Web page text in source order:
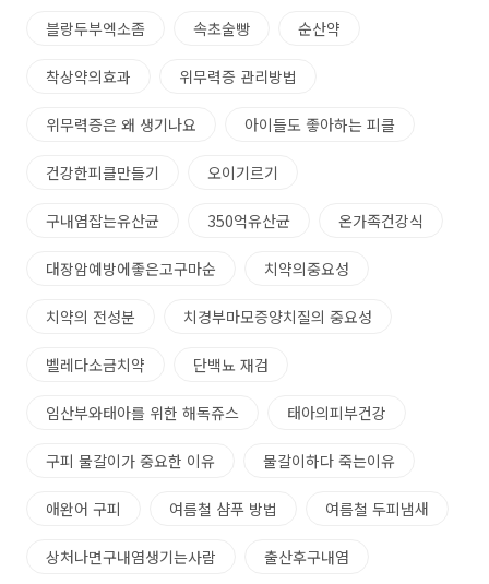
블랑두부엑소좀 속초술빵 순산약
착상약의효과 위무력증 관리방법
위무력증은 왜 생기나요 아이들도 좋아하는 피클
건강한피클만들기 오이기르기
구내염잡는유산균 350억유산균 온가족건강식
대장암예방에좋은고구마순 치약의중요성
치약의 전성분 치경부마모증양치질의 중요성
벨레다소금치약 단백뇨 재검
임산부와태아를 위한 해독쥬스 태아의피부건강
구피 물갈이가 중요한 이유 물갈이하다 죽는이유
애완어 구피 여름철 샴푸 방법 여름철 두피냄새
상처나면구내염생기는사람 출산후구내염